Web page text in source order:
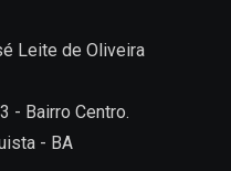
Leite de Oliveira
- Bairro Centro.
- BA